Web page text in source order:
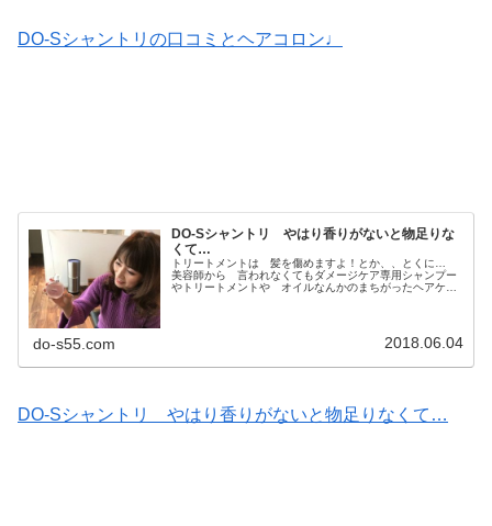
DO-Sシャントリの口コミとヘアコロン♩
DO-Sシャントリ やはり香りがないと物足りな
くて…
トリートメントは 髪を傷めますよ！とか、、とくに…
美容師から 言われなくてもダメージケア専用シャンプー
やトリートメントや オイルなんかのまちがったヘアケア
do-s55.com 2018.06.04
DO-Sシャントリ やはり香りがないと物足りなくて…